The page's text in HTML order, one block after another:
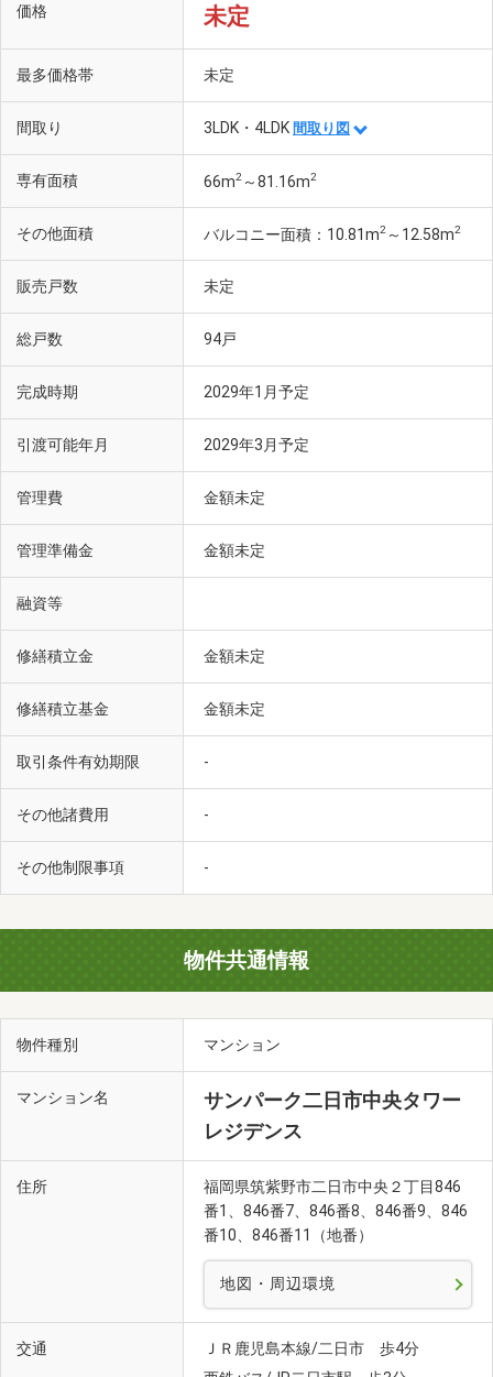
価格 未定
最多価格帯 未定
間取り 3LDK・4LDK 間取り図
専有面積 66m2 ～81.16m2
その他面積 バルコニー面積：10.81m2 ～12.58m2
販売戸数 未定
総戸数 94戸
完成時期 2029年1月予定
引渡可能年月 2029年3月予定
管理費 金額未定
管理準備金 金額未定
融資等
修繕積立金 金額未定
修繕積立基金 金額未定
取引条件有効期限 -
その他諸費用 -
その他制限事項 -
物件共通情報
物件種別 マンション
マンション名
サンパーク二日市中央タワー
レジデンス
住所
福岡県筑紫野市二日市中央２丁目846
番1、846番7、846番8、846番9、846
番10、846番11（地番）
地図・周辺環境
交通
ＪＲ鹿児島本線/二日市 歩4分